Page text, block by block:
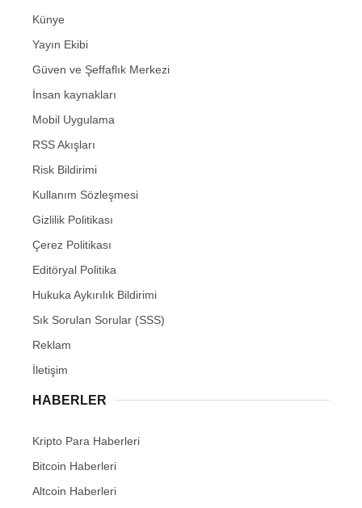
Künye
Yayın Ekibi
Güven ve Şeffaflık Merkezi
İnsan kaynakları
Mobil Uygulama
RSS Akışları
Risk Bildirimi
Kullanım Sözleşmesi
Gizlilik Politikası
Çerez Politikası
Editöryal Politika
Hukuka Aykırılık Bildirimi
Sık Sorulan Sorular (SSS)
Reklam
İletişim
HABERLER
Kripto Para Haberleri
Bitcoin Haberleri
Altcoin Haberleri